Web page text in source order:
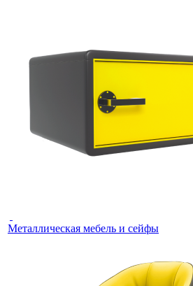
Металлическая мебель и сейфы